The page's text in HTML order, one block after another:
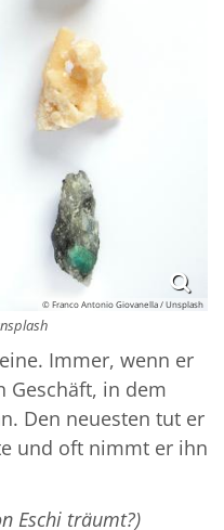
© Franco Antonio Giovanella / Unsplash
Immer, wenn er
Geschäft, in dem
Den neuesten tut er
und oft nimmt er ihn
Eschi träumt?)